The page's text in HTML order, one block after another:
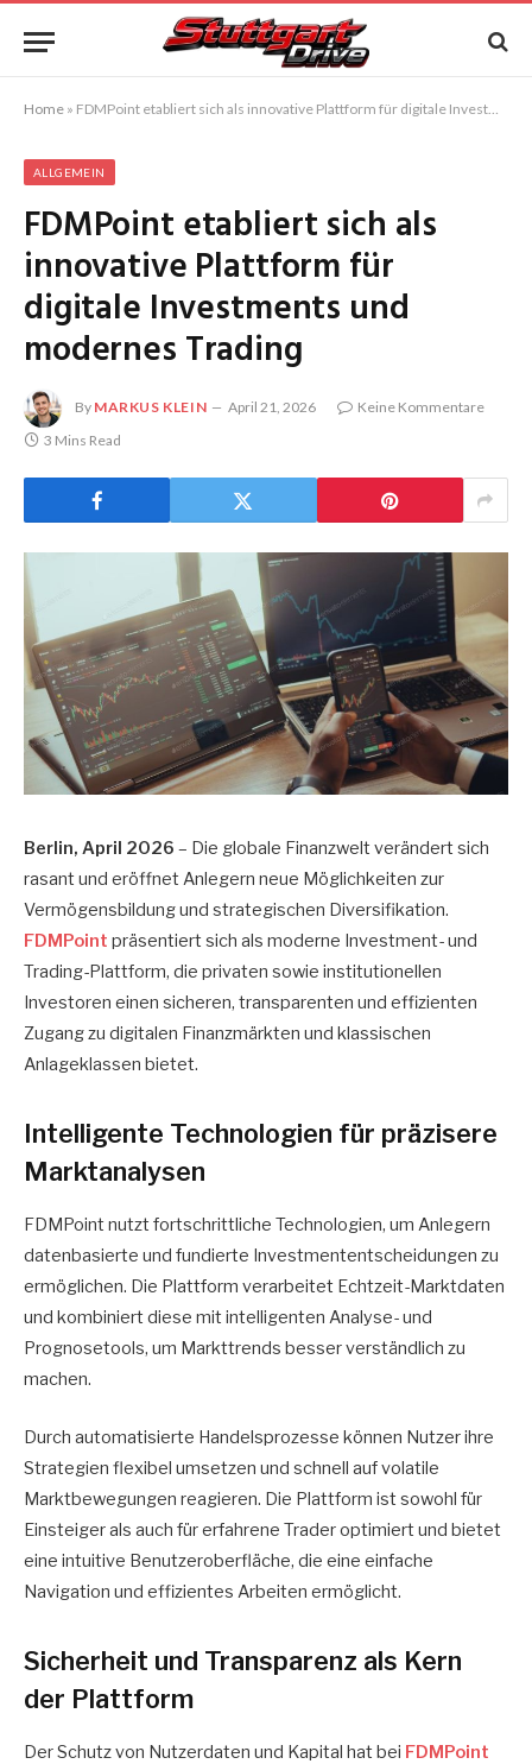
Home » FDMPoint etabliert sich als innovative Plattform für digitale Investments und modernes Trading
ALLGEMEIN
FDMPoint etabliert sich als
innovative Plattform für
digitale Investments und
modernes Trading
By MARKUS KLEIN April 21, 2026
Keine Kommentare
3 Mins Read
Berlin, April 2026 – Die globale Finanzwelt verändert sich
rasant und eröffnet Anlegern neue Möglichkeiten zur
Vermögensbildung und strategischen Diversifikation.
FDMPoint präsentiert sich als moderne Investment- und
Trading-Plattform, die privaten sowie institutionellen
Investoren einen sicheren, transparenten und effizienten
Zugang zu digitalen Finanzmärkten und klassischen
Anlageklassen bietet.
Intelligente Technologien für präzisere
Marktanalysen
FDMPoint nutzt fortschrittliche Technologien, um Anlegern
datenbasierte und fundierte Investmententscheidungen zu
ermöglichen. Die Plattform verarbeitet Echtzeit-Marktdaten
und kombiniert diese mit intelligenten Analyse- und
Prognosetools, um Markttrends besser verständlich zu
machen.
Durch automatisierte Handelsprozesse können Nutzer ihre
Strategien flexibel umsetzen und schnell auf volatile
Marktbewegungen reagieren. Die Plattform ist sowohl für
Einsteiger als auch für erfahrene Trader optimiert und bietet
eine intuitive Benutzeroberfläche, die eine einfache
Navigation und effizientes Arbeiten ermöglicht.
Sicherheit und Transparenz als Kern
der Plattform
Der Schutz von Nutzerdaten und Kapital hat bei FDMPoint